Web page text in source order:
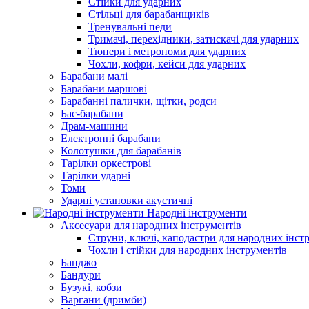
Стільці для барабанщиків
Тренувальні педи
Тримачі, перехідники, затискачі для ударних
Тюнери і метрономи для ударних
Чохли, кофри, кейси для ударних
Барабани малі
Барабани маршові
Барабанні палички, щітки, родси
Бас-барабани
Драм-машини
Електронні барабани
Колотушки для барабанів
Тарілки оркестрові
Тарілки ударні
Томи
Ударні установки акустичні
Народні інструменти
Аксесуари для народних інструментів
Струни, ключі, каподастри для народних
Чохли і стійки для народних інструментів
Банджо
Бандури
Бузукі, кобзи
Варгани (дримби)